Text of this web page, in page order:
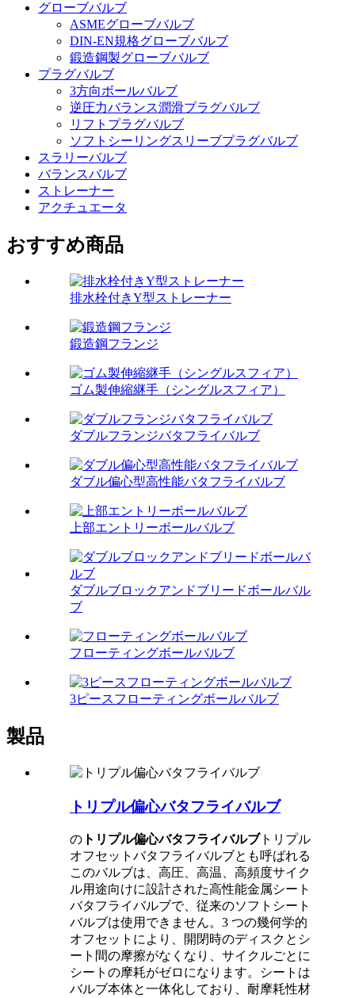
グローブバルブ
ASMEグローブバルブ
DIN-EN規格グローブバルブ
鍛造鋼製グローブバルブ
プラグバルブ
3方向ボールバルブ
逆圧力バランス潤滑プラグバルブ
リフトプラグバルブ
ソフトシーリングスリーブプラグバルブ
スラリーバルブ
バランスバルブ
ストレーナー
アクチュエータ
おすすめ商品
排水栓付きY型ストレーナー
鍛造鋼フランジ
ゴム製伸縮継手（シングルスフィア）
ダブルフランジバタフライバルブ
ダブル偏心型高性能バタフライバルブ
上部エントリーボールバルブ
ダブルブロックアンドブリードボールバル
ブ
フローティングボールバルブ
3ピースフローティングボールバルブ
製品
トリプル偏心バタフライバルブ
の トリプル偏心バタフライバルブトリプル
オフセットバタフライバルブとも呼ばれる
このバルブは、高圧、高温、高頻度サイク
ル用途向けに設計された高性能金属シート
バタフライバルブで、従来のソフトシート
バルブは使用できません。3 つの幾何学的
オフセットにより、開閉時のディスクとシ
ート間の摩擦がなくなり、サイクルごとに
シートの摩耗がゼロになります。シートは
バルブ本体と一体化しており、耐摩耗性材